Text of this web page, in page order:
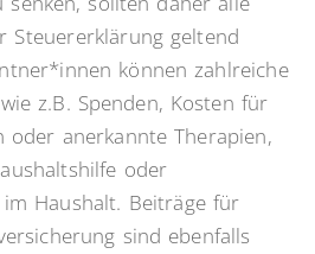
Steuererklärung geltend
können zahlreiche
z.B. Spenden, Kosten für
oder anerkannte Therapien,
oder
Haushalt. Beiträge für
sind ebenfalls